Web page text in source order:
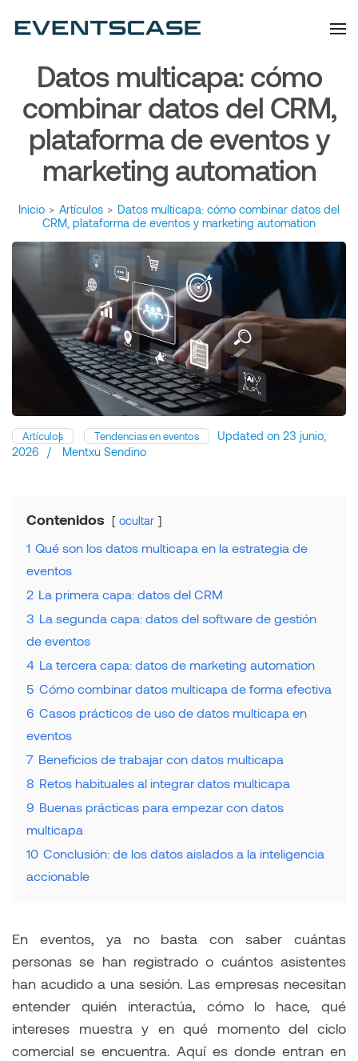
Datos multicapa: cómo
combinar datos del CRM,
plataforma de eventos y
marketing automation
Inicio > Artículos > Datos multicapa: cómo combinar datos del
CRM, plataforma de eventos y marketing automation
Artículos Tendencias en eventos Updated on 23 junio,
2026
/ Mentxu Sendino
Contenidos ocultar
1 Qué son los datos multicapa en la estrategia de
eventos
2 La primera capa: datos del CRM
3 La segunda capa: datos del software de gestión
de eventos
4 La tercera capa: datos de marketing automation
5 Cómo combinar datos multicapa de forma efectiva
6 Casos prácticos de uso de datos multicapa en
eventos
7 Beneficios de trabajar con datos multicapa
8 Retos habituales al integrar datos multicapa
9 Buenas prácticas para empezar con datos
multicapa
10 Conclusión: de los datos aislados a la inteligencia
accionable
En eventos, ya no basta con saber cuántas
personas se han registrado o cuántos asistentes
han acudido a una sesión. Las empresas necesitan
entender quién interactúa, cómo lo hace, qué
intereses muestra y en qué momento del ciclo
comercial se encuentra. Aquí es donde entran en